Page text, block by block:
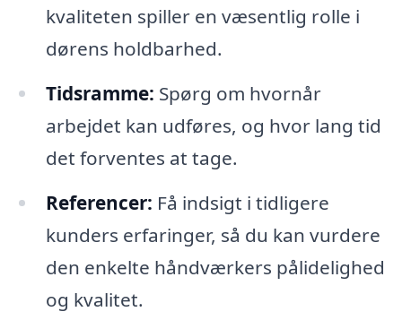
kvaliteten spiller en væsentlig rolle i
dørens holdbarhed.
Tidsramme: Spørg om hvornår
arbejdet kan udføres, og hvor lang tid
det forventes at tage.
Referencer: Få indsigt i tidligere
kunders erfaringer, så du kan vurdere
den enkelte håndværkers pålidelighed
og kvalitet.